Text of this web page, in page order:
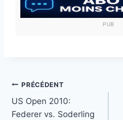
publication :
PUB
Navigation
de
PRÉCÉDENT
US Open 2010:
Federer vs. Soderling